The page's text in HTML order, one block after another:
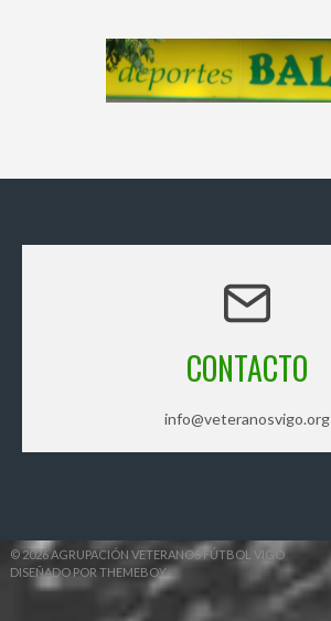
CONTACTO
info@veteranosvigo.org
© 2026 AGRUPACIÓN VETERANOS FÚTBOL VIGO
DISEÑADO POR THEMEBOY